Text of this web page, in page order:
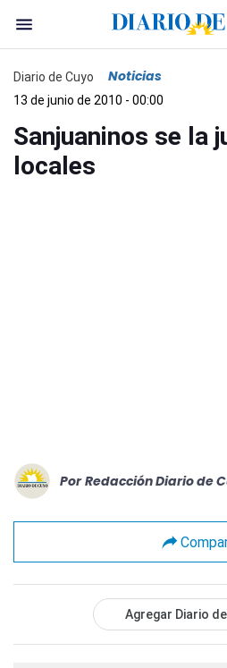
Diario de Cuyo Noticias
13 de junio de 2010 - 00:00
Sanjuaninos se la
locales
Por Redacción Diario de
Agregar Diario